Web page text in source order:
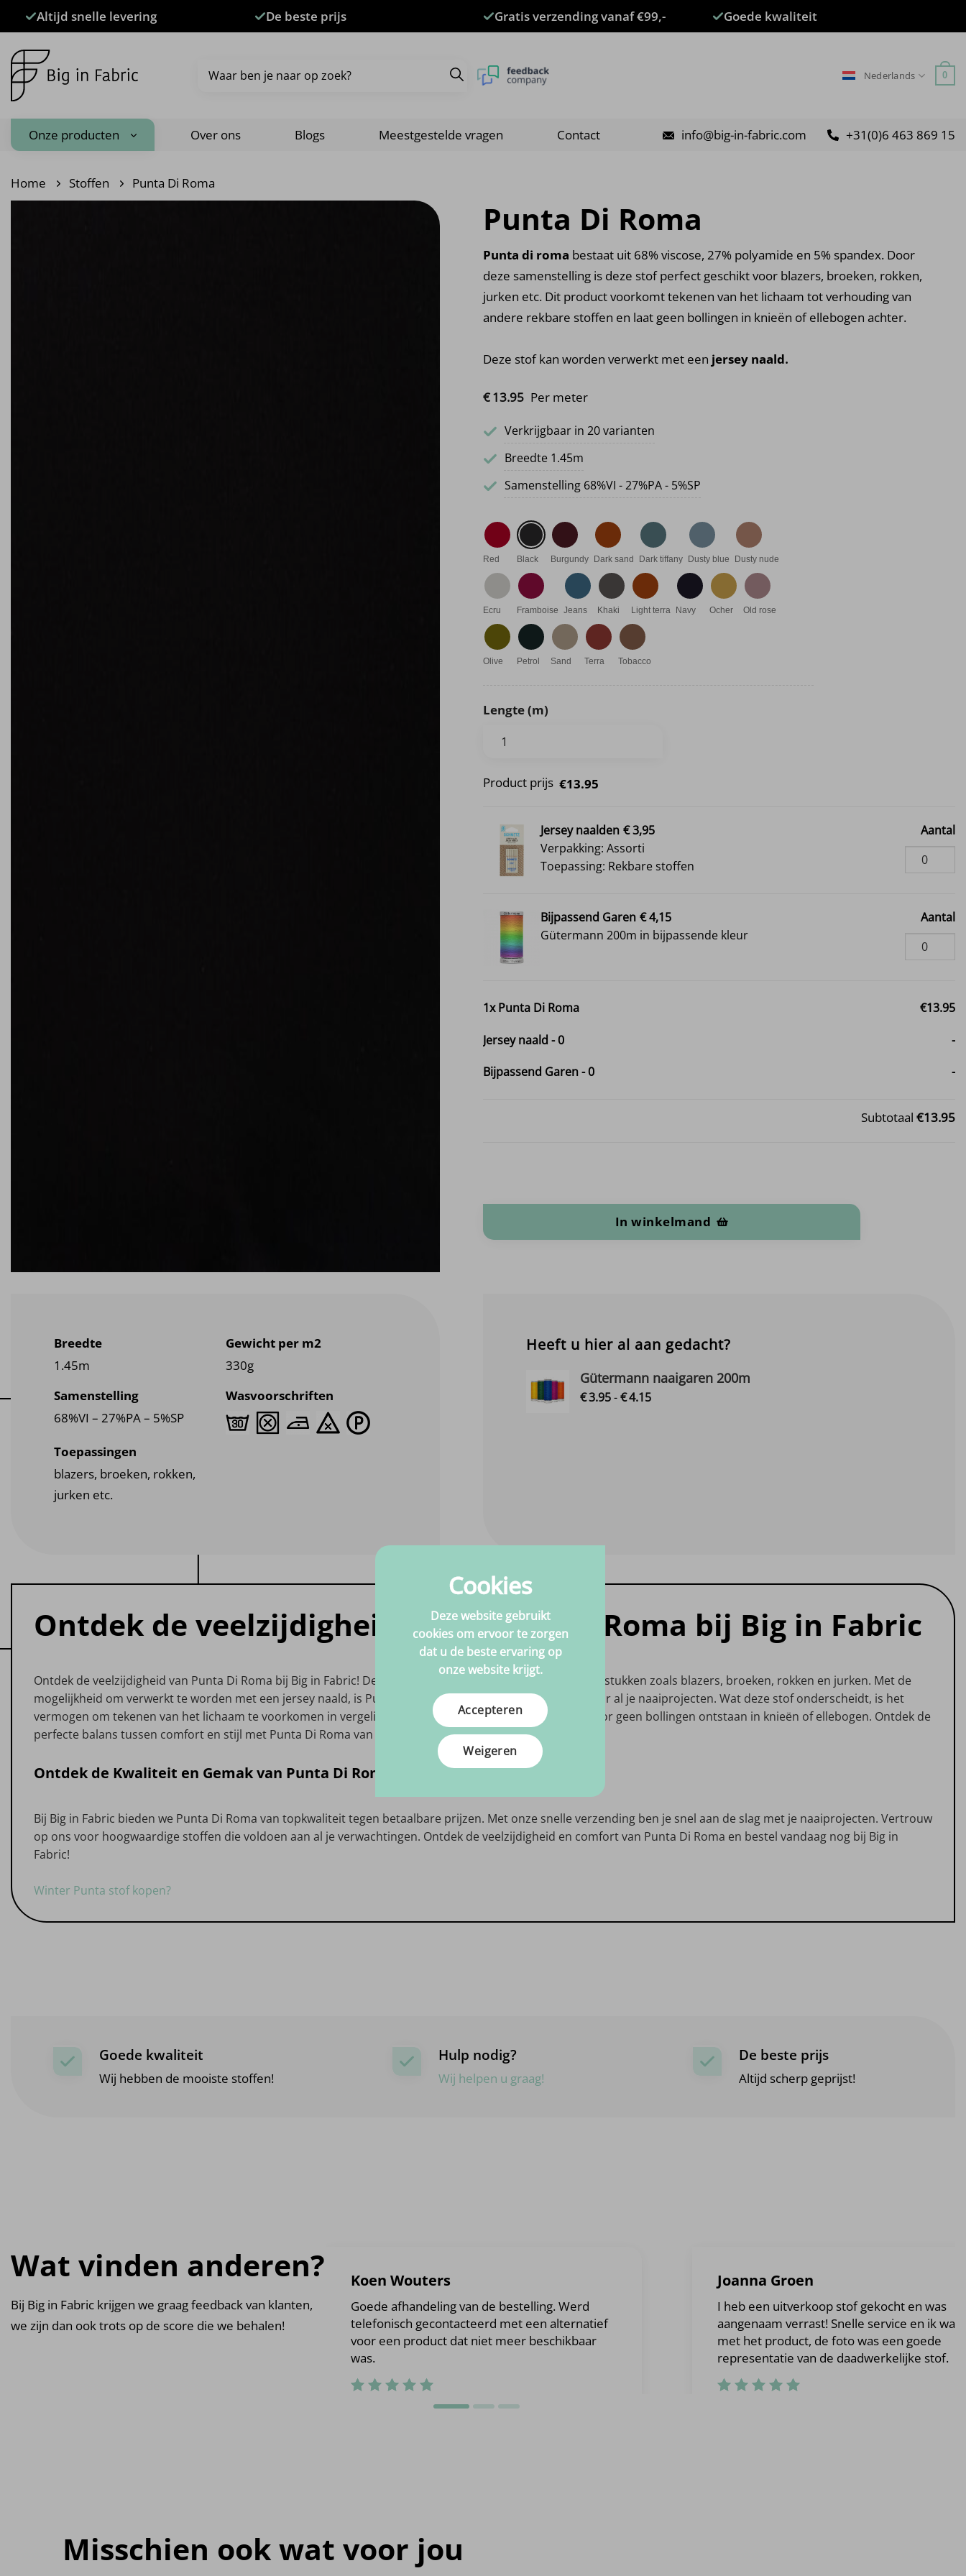
Altijd snelle levering De beste prijs Gratis verzending vanaf €99,- Goede kwaliteit
naar:
Nederlands 0
Onze producten Over ons Blogs Meestgestelde vragen Contact info@big-in-fabric.com +31(0)6 463 869 15
Home Stoffen Punta Di Roma
Punta Di Roma
Punta di roma bestaat uit 68% viscose, 27% polyamide en 5% spandex. Door
deze samenstelling is deze stof perfect geschikt voor blazers, broeken, rokken,
jurken etc. Dit product voorkomt tekenen van het lichaam tot verhouding van
andere rekbare stoffen en laat geen bollingen in knieën of ellebogen achter.
Deze stof kan worden verwerkt met een jersey naald.
€13.95 Per meter
Verkrijgbaar in 20 varianten
Breedte 1.45m
Samenstelling 68%VI - 27%PA - 5%SP
Red Black Burgundy Dark sand Dark tiffany Dusty blue Dusty nude
Ecru Framboise Jeans Khaki Light terra Navy Ocher Old rose
Olive Petrol Sand Terra Tobacco
Lengte (m)
Product prijs €13.95
Jersey naalden € 3,95
Verpakking: Assorti
Toepassing: Rekbare stoffen
Aantal
Bijpassend Garen € 4,15
Gütermann 200m in bijpassende kleur
Aantal
1xPunta Di Roma €13.95
Jersey naald -0 -
Bijpassend Garen-0 -
Subtotaal €13.95
In winkelmand
Breedte
1.45m
Gewicht per m2
330g
Samenstelling
68%VI – 27%PA – 5%SP
Wasvoorschriften
Toepassingen
blazers, broeken, rokken,
jurken etc.
Heeft u hier al aan gedacht?
Gütermann naaigaren 200m
€3.95-€4.15Prijsklasse:
Ontdek de veelzijdigheid van Punta Di Roma bij Big in Fabric
Ontdek de veelzijdigheid van Punta Di Roma bij Big in Fabric! Deze stof is ideaal voor verschillende kledingstukken zoals blazers, broeken, rokken en jurken. Met de
mogelijkheid om verwerkt te worden met een jersey naald, is Punta Di Roma gemakkelijk te gebruiken voor al je naaiprojecten. Wat deze stof onderscheidt, is het
vermogen om tekenen van het lichaam te voorkomen in vergelijking met andere rekbare stoffen, waardoor geen bollingen ontstaan in knieën of ellebogen. Ontdek de
perfecte balans tussen comfort en stijl met Punta Di Roma van Big in Fabric!
Ontdek de Kwaliteit en Gemak van Punta Di Roma bij Big in Fabric
Bij Big in Fabric bieden we Punta Di Roma van topkwaliteit tegen betaalbare prijzen. Met onze snelle verzending ben je snel aan de slag met je naaiprojecten. Vertrouw
op ons voor hoogwaardige stoffen die voldoen aan al je verwachtingen. Ontdek de veelzijdigheid en comfort van Punta Di Roma en bestel vandaag nog bij Big in
Fabric!
Winter Punta stof kopen?
Goede kwaliteit
Wij hebben de mooiste stoffen!
Hulp nodig?
Wij helpen u graag!
De beste prijs
Altijd scherp geprijst!
Wat vinden anderen?
Bij Big in Fabric krijgen we graag feedback van klanten,
we zijn dan ook trots op de score die we behalen!
Koen Wouters
Goede afhandeling van de bestelling. Werd
telefonisch gecontacteerd met een alternatief
voor een product dat niet meer beschikbaar
was.
Joanna Groen
I heb een uitverkoop stof gekocht en was
aangenaam verrast! Snelle service en ik was
met het product, de foto was een goede
representatie van de daadwerkelijke stof.
Misschien ook wat voor jou
Cookies
Deze website gebruikt
cookies om ervoor te zorgen
dat u de beste ervaring op
onze website krijgt.
Accepteren
Weigeren